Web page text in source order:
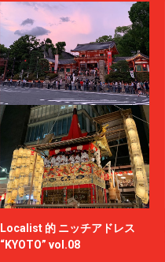
Localist 的 ニッチアドレス
“KYOTO” vol.08